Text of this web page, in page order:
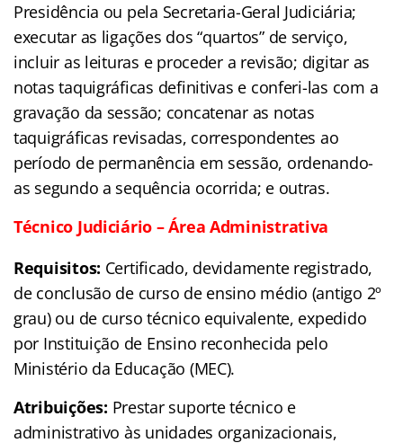
Presidência ou pela Secretaria-Geral Judiciária;
executar as ligações dos “quartos” de serviço,
incluir as leituras e proceder a revisão; digitar as
notas taquigráficas definitivas e conferi-las com a
gravação da sessão; concatenar as notas
taquigráficas revisadas, correspondentes ao
período de permanência em sessão, ordenando-
as segundo a sequência ocorrida; e outras.
Técnico Judiciário – Área Administrativa
Requisitos: Certificado, devidamente registrado,
de conclusão de curso de ensino médio (antigo 2º
grau) ou de curso técnico equivalente, expedido
por Instituição de Ensino reconhecida pelo
Ministério da Educação (MEC).
Atribuições: Prestar suporte técnico e
administrativo às unidades organizacionais,